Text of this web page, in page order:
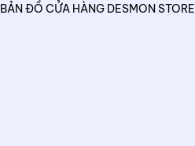
BẢN ĐỒ CỬA HÀNG DESMON STORE